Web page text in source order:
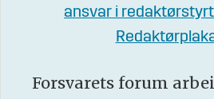
ansvar i
Forsvarets forum